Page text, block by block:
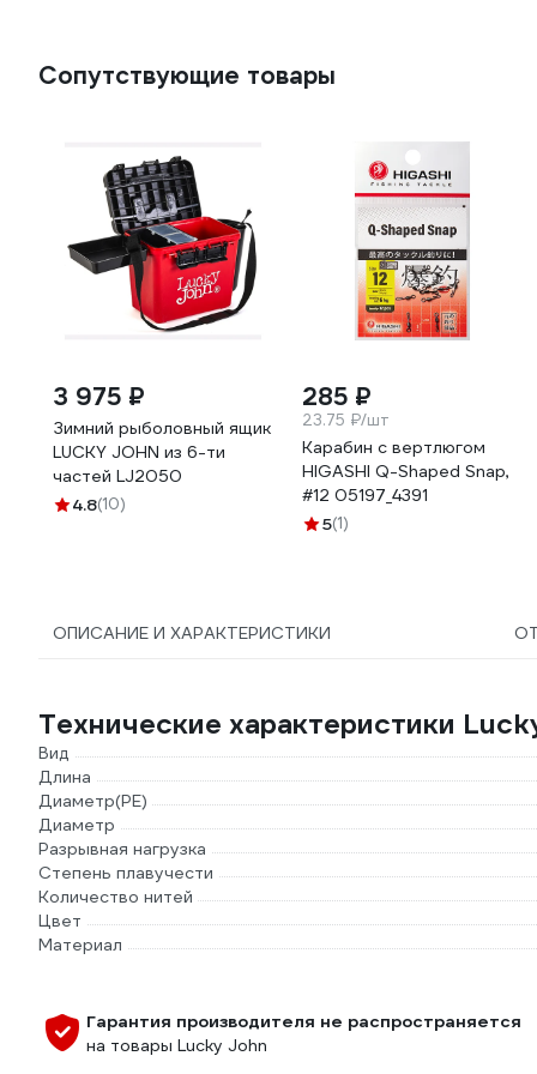
Сопутствующие товары
3 975 ₽
Зимний рыболовный ящик
LUCKY JOHN из 6-ти
частей LJ2050
4.8(10)
285 ₽
23.75 ₽/шт
Карабин с вертлюгом
HIGASHI Q-Shaped Snap,
#12 05197_4391
5(1)
ОПИСАНИЕ И ХАРАКТЕРИСТИКИ
Технические характеристики
Вид
Длина
Диаметр(PE)
Диаметр
Разрывная нагрузка
Степень плавучести
Количество нитей
Цвет
Материал
Гарантия производителя не распространяется
на товары Lucky John